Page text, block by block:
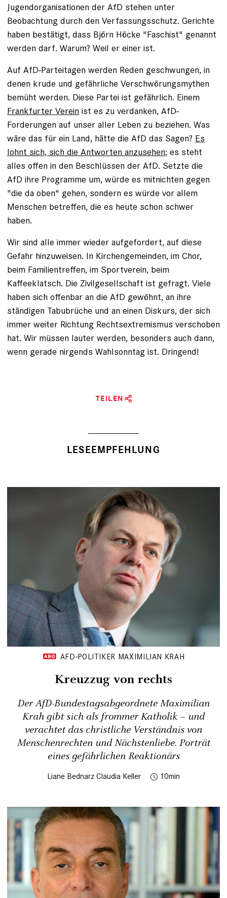
Jugendorganisationen der AfD stehen unter
Beobachtung durch den Verfassungsschutz. Gerichte
haben bestätigt, dass Björn Höcke "Faschist" genannt
werden darf. Warum? Weil er einer ist.
Auf AfD-Parteitagen werden Reden geschwungen, in
denen krude und gefährliche Verschwörungsmythen
bemüht werden. Diese Partei ist gefährlich. Einem
Frankfurter Verein ist es zu verdanken, AfD-
Forderungen auf unser aller Leben zu beziehen. Was
wäre das für ein Land, hätte die AfD das Sagen? Es
lohnt sich, sich die Antworten anzusehen; es steht
alles offen in den Beschlüssen der AfD. Setzte die
AfD ihre Programme um, würde es mitnichten gegen
"die da oben" gehen, sondern es würde vor allem
Menschen betreffen, die es heute schon schwer
haben.
Wir sind alle immer wieder aufgefordert, auf diese
Gefahr hinzuweisen. In Kirchengemeinden, im Chor,
beim Familientreffen, im Sportverein, beim
Kaffeeklatsch. Die Zivilgesellschaft ist gefragt. Viele
haben sich offenbar an die AfD gewöhnt, an ihre
ständigen Tabubrüche und an einen Diskurs, der sich
immer weiter Richtung Rechtsextremismus verschoben
hat. Wir müssen lauter werden, besonders auch dann,
wenn gerade nirgends Wahlsonntag ist. Dringend!
TEILEN
LESEEMPFEHLUNG
AFD-POLITIKER MAXIMILIAN KRAH
Kreuzzug von rechts
Der AfD-Bundestagsabgeordnete Maximilian
Krah gibt sich als frommer Katholik – und
verachtet das christliche Verständnis von
Menschenrechten und Nächstenliebe. Porträt
eines gefährlichen Reaktionärs
Liane Bednarz Claudia Keller 10